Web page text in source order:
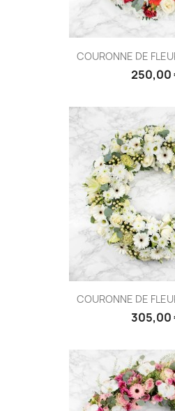
COURONNE DE
250,00
COURONNE DE
305,00